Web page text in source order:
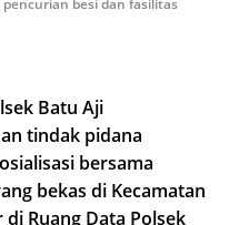
besi dan fasilitas
Batu Aji
tindak pidana
bersama
bekas di Kecamatan
Ruang Data Polsek